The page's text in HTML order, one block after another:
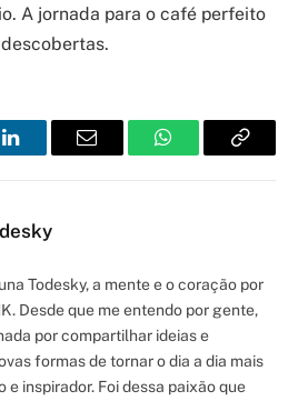
A jornada para o café perfeito
LinkedInEmail WhatsAppCopy
Todesky, a mente e o coração por
Desde que me entendo por gente,
por compartilhar ideias e
formas de tornar o dia a dia mais
e inspirador. Foi dessa paixão que